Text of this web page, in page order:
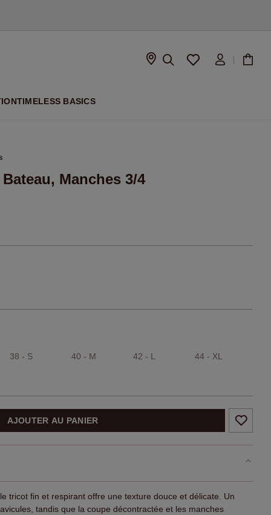
TIMELESS BASICS
Manches 3/4
38 - S 40 - M 42 - L 44 - XL
AJOUTER AU PANIER
tricot fin et respirant offre une texture douce et délicate. Un
tandis que la coupe décontractée et les manches